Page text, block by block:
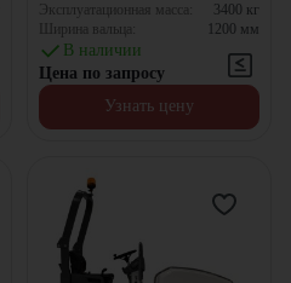
Эксплуатационная масса:
3400 кг
Ширина вальца:
1200 мм
В наличии
Цена по запросу
Узнать цену